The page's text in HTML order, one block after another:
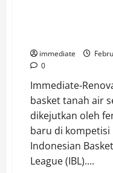
immediate
0
Immediate-
basket tanah air
dikejutkan oleh
baru di kompetisi
Indonesian
League (IBL)....